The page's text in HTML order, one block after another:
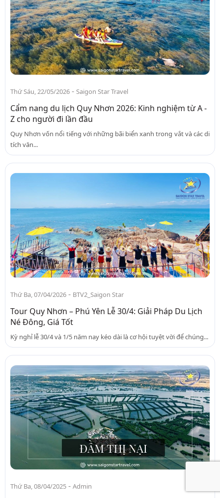
Thứ Sáu, 22/05/2026 - Saigon Star Travel
Cẩm nang du lịch Quy Nhơn 2026: Kinh nghiệm từ A -
Z cho người đi lần đầu
Quy Nhơn vốn nổi tiếng với những bãi biển xanh trong vắt và các di
tích văn...
Thứ Ba, 07/04/2026 - BTV2_Saigon Star
Tour Quy Nhơn – Phú Yên Lễ 30/4: Giải Pháp Du Lịch
Né Đông, Giá Tốt
Kỳ nghỉ lễ 30/4 và 1/5 năm nay kéo dài là cơ hội tuyệt vời để chúng...
Thứ Ba, 08/04/2025 - Admin